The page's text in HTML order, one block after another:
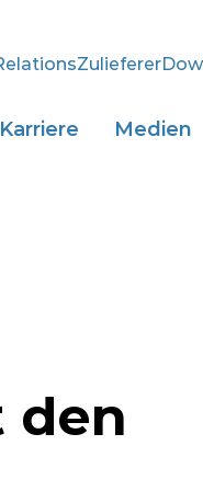
Zulieferer
Medien
den